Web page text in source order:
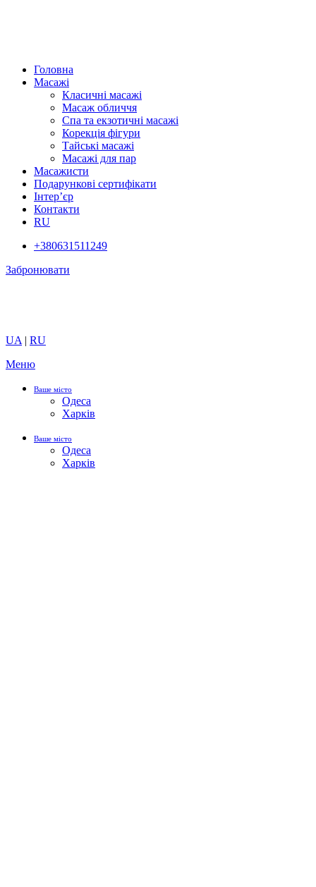
Головна
Масажі
Класичні масажі
Масаж обличчя
Спа та екзотичні масажі
Корекція фігури
Тайські масажі
Масажі для пар
Масажисти
Подарункові сертифікати
Інтер’єр
Контакти
RU
+380631511249
Забронювати
UA | RU
Меню
Ваше місто
Одеса
Харків
Ваше місто
Одеса
Харків